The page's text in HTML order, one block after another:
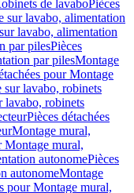
de lavaboPièces
sur lavabo, alimentation
lavabo, alimentation
par pilesPièces
par pilesMontage
pour Montage
sur lavabo, robinets
lavabo, robinets
Pièces détachées
Montage mural,
Montage mural,
autonomePièces
autonomeMontage
pour Montage mural,